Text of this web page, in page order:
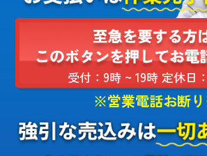
受付：9時 ~ 19時 定休日
※営業電話お断